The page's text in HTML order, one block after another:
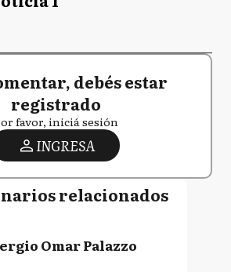
debés estar
registrado
favor, iniciá sesión
INGRESA
relacionados
Omar Palazzo